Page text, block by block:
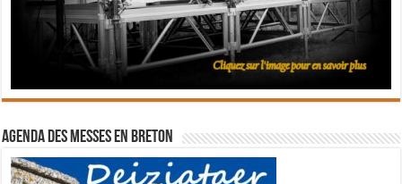
Agenda des messes en breton